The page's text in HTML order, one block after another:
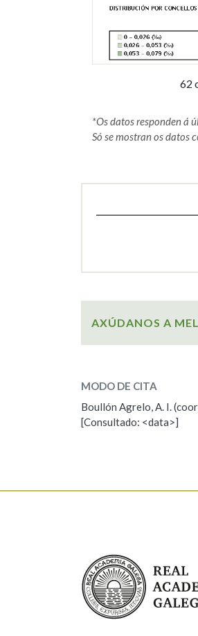
62
*Os datos responden á
Só se mostran os datos
AXÚDANOS A
Irea
ESCOLLE UNHA
Motivación
MODO DE CITA
Boullón Agrelo, A. I.
[Consultado: <data>]
Real Academia Galega